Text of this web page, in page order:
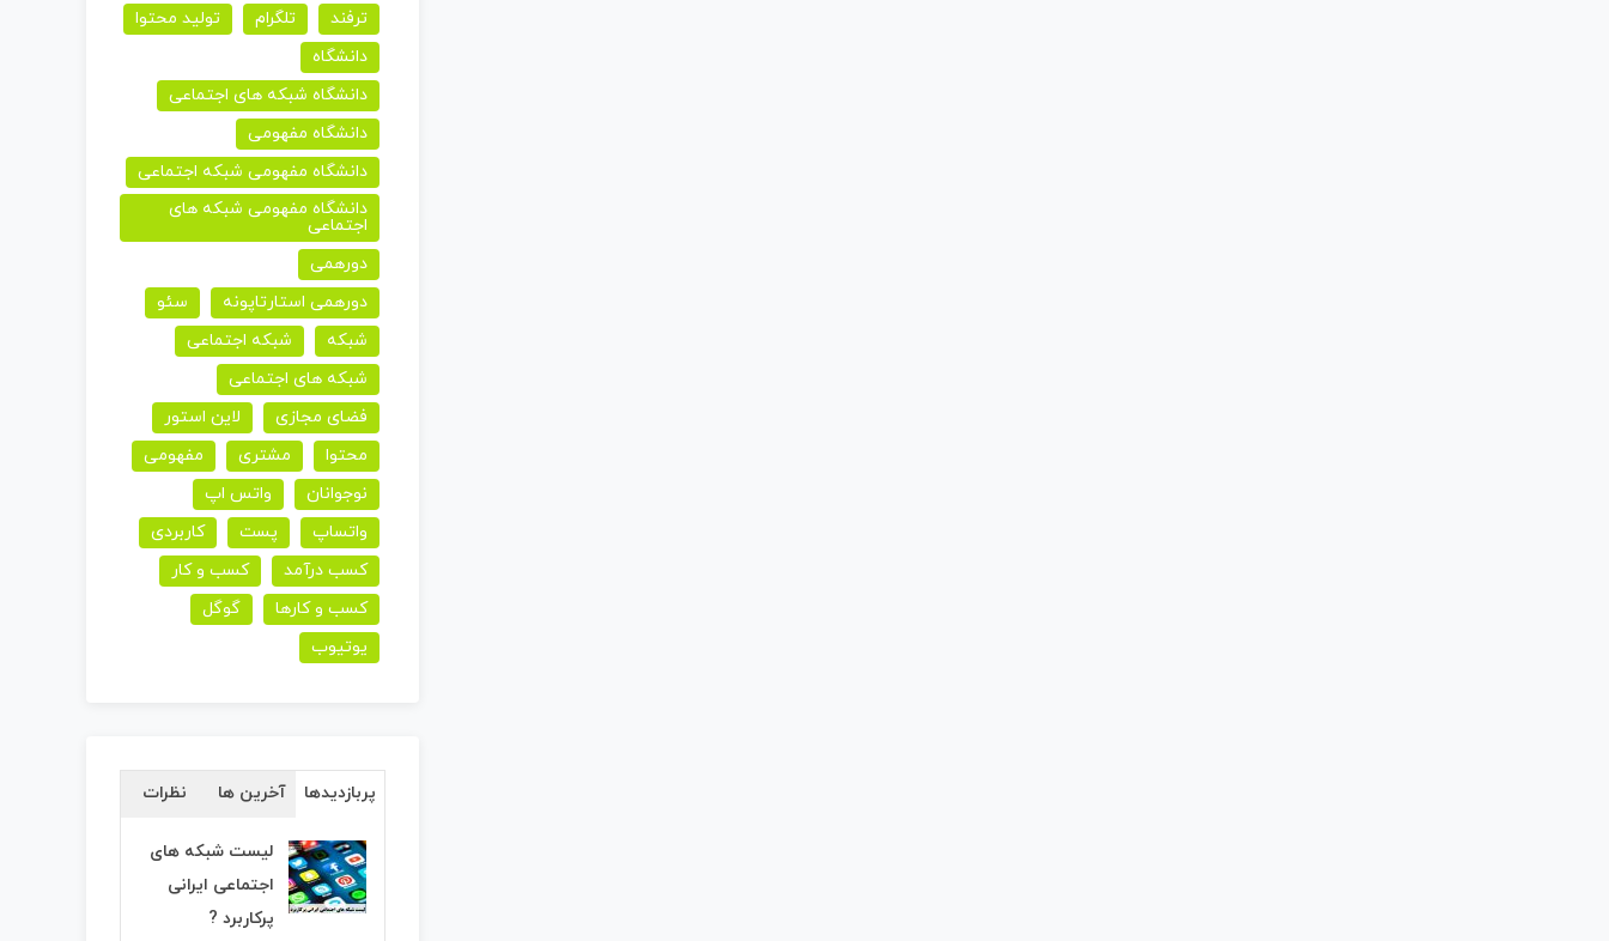
ترفند
تلگرام
تولید محتوا
دانشگاه
دانشگاه شبکه های اجتماعی
دانشگاه مفهومی
دانشگاه مفهومی شبکه اجتماعی
دانشگاه مفهومی شبکه های
اجتماعی
دورهمی
دورهمی استارتاپونه
سئو
شبکه
شبکه اجتماعی
شبکه های اجتماعی
فضای مجازی
لاین استور
محتوا
مشتری
مفهومی
نوجوانان
واتس اپ
واتساپ
پست
کاربردی
کسب درآمد
کسب و کار
کسب و کارها
گوگل
یوتیوب
پربازدیدها آخرین ها نظرات
لیست شبکه های
اجتماعی ایرانی
پرکاربرد ?